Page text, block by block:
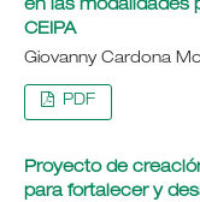
en las modalidades
CEIPA
Giovanny Cardona
PDF
Proyecto de
para fortalecer y